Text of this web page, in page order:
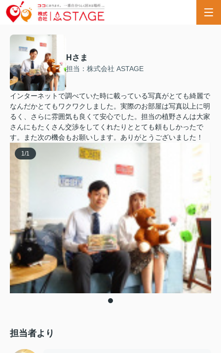
Hさま
担当：株式会社 ASTAGE
インターネットで調べていた時に載っている写真がとても綺麗で
なんだかとてもワクワクしました。実際のお部屋は写真以上に明
るく、さらに雰囲気も良くて安心でした。担当の植野さんは大家
さんにもたくさん交渉をしてくれたりととても頼もしかったで
す。また次の機会もお願いします。ありがとうございました！
1/1
担当者より